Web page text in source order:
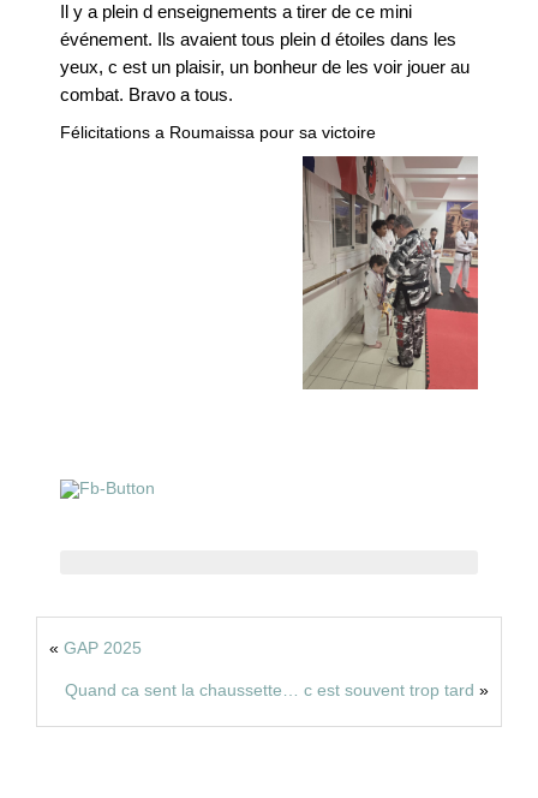
Le Club-L’Instructeur
Archive 2000-2010
Il y a plein d enseignements a tirer de ce mini
événement. Ils avaient tous plein d étoiles dans les
yeux, c est un plaisir, un bonheur de les voir jouer au
combat. Bravo a tous.
Félicitations a Roumaissa pour sa victoire
« GAP 2025
Quand ca sent la chaussette… c est souvent trop tard »